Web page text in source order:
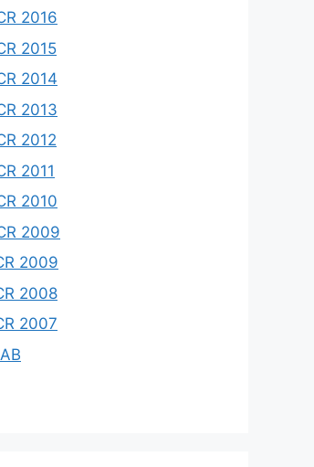
2016
2015
2014
2013
2012
2011
2010
2009
2009
2008
2007